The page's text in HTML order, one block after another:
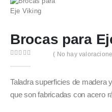
Brocas para
( No hay
Taladra superficies de madera
que son fabricadas con acero